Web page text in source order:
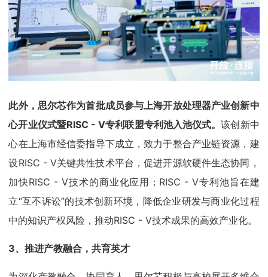
此外，思尔芯作为首批成员参与上海开放处理器产业创新中
心开业仪式暨RISC - V专利联盟专利池入池仪式。该创新中
心在上海市经信委指导下成立，致力于整合产业链资源，建
设RISC - V关键共性技术平台，促进开源软硬件生态协同，
加快RISC - V技术的商业化应用；RISC - V专利池旨在建
立“互不诉讼”的技术创新环境，降低企业研发与商业化过程
中的知识产权风险，推动RISC - V技术成果的高效产业化。
3、推进产教融合，共育英才